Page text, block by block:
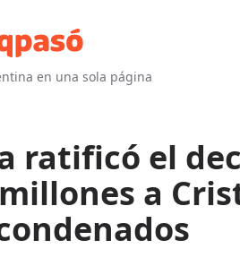
en una sola página
ratificó el
a